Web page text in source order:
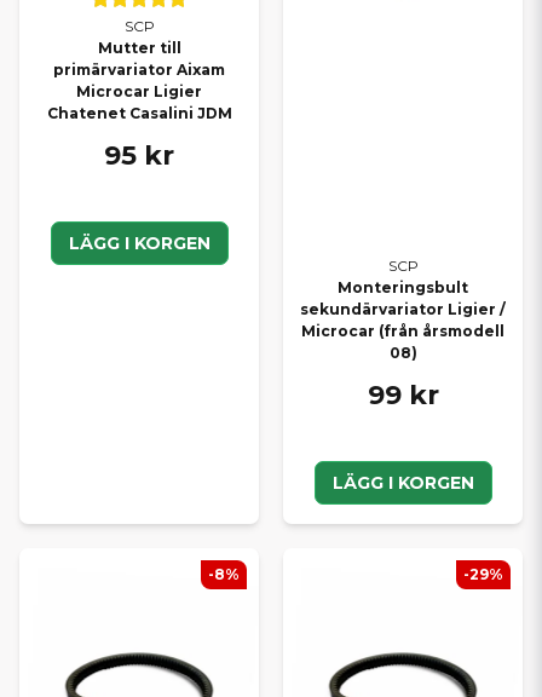
SCP
Mutter till
primärvariator Aixam
Microcar Ligier
Chatenet Casalini JDM
95 kr
LÄGG I KORGEN
SCP
Monteringsbult
sekundärvariator Ligier /
Microcar (från årsmodell
08)
99 kr
LÄGG I KORGEN
-8% -29%